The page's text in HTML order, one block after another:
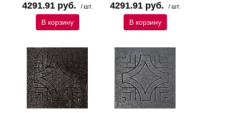
4291.91 руб. / шт.
В корзину
4291.91 руб. / шт.
В корзину